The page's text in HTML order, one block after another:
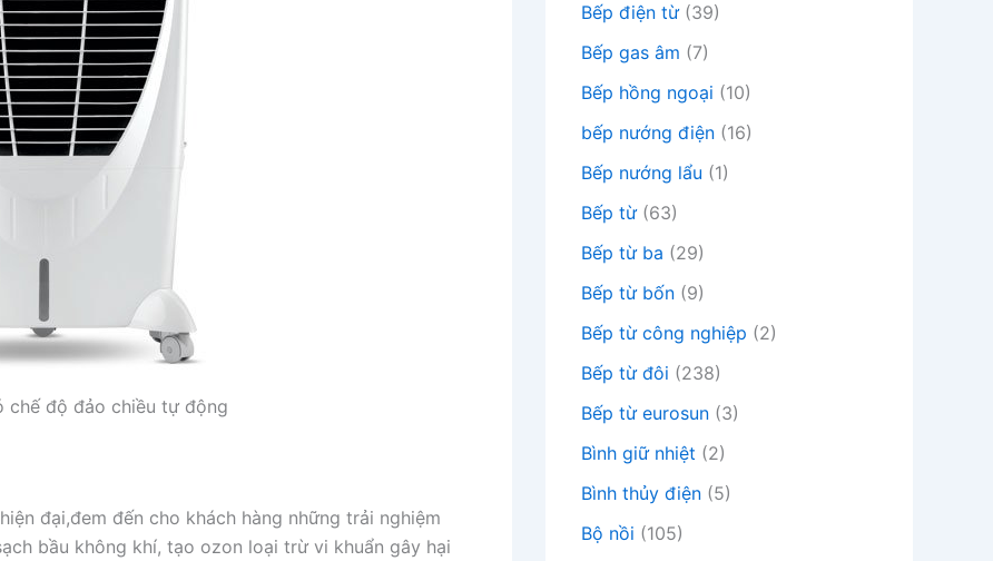
chế độ đảo chiều tự động
đại,đem đến cho khách hàng những trải nghiệm
bầu không khí, tạo ozon loại trừ vi khuẩn gây hại
Bếp điện từ (39)
Bếp gas âm (7)
Bếp hồng ngoại (10)
bếp nướng điện (16)
Bếp nướng lẩu (1)
Bếp từ (63)
Bếp từ ba (29)
Bếp từ bốn (9)
Bếp từ công nghiệp (2)
Bếp từ đôi (238)
Bếp từ eurosun (3)
Bình giữ nhiệt (2)
Bình thủy điện (5)
Bộ nồi (105)